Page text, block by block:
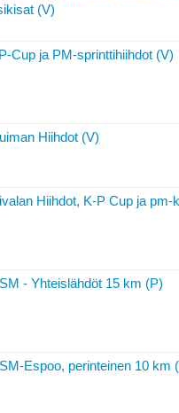
(V)
Cup ja PM-sprinttihiihdot (V)
Hiihdot (V)
Hiihdot, K-P Cup ja pm-
- Yhteislähdöt 15 km (P)
Espoo, perinteinen 10 km